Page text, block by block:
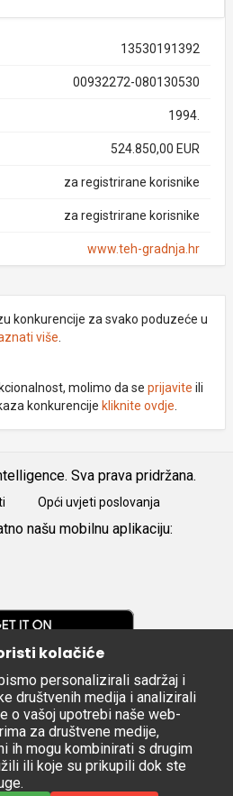
13530191392
00932272-080130530
1994.
524.850,00 EUR
za registrirane korisnike
za registrirane korisnike
www.teh-gradnja.hr
konkurencije za svako poduzeće u
više
molimo da se prijavite ili
konkurencije kliknite ovdje
Sva prava pridržana.
Opći uvjeti poslovanja
našu mobilnu aplikaciju:
kolačiće
personalizirali sadržaj i
društvenih medija i analizirali
o vašoj upotrebi naše web-
za društvene medije,
ih mogu kombinirati s drugim
ili koje su prikupili dok ste